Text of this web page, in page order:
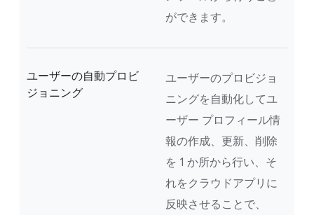
ができます。
ユーザーの自動プロビ
ジョニング
ユーザーのプロビジョ
ニングを自動化してユ
ーザー プロフィール情
報の作成、更新、削除
を 1 か所から行い、そ
れをクラウドアプリに
反映させることで、